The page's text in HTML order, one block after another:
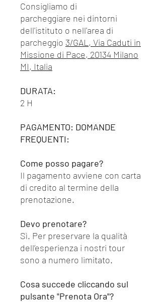
Consigliamo di
parcheggiare nei dintorni
dell'istituto o nell'area di
parcheggio 3/GAL, Via Caduti in
Missione di Pace, 20134 Milano
MI, Italia
DURATA:
2 H
PAGAMENTO: DOMANDE
FREQUENTI:
Come posso pagare?
Il pagamento avviene con carta
di credito al termine della
prenotazione.
Devo prenotare?
Sì. Per preservare la qualità
dell’esperienza i nostri tour
sono a numero limitato.
Cosa succede cliccando sul
pulsante "Prenota Ora"?